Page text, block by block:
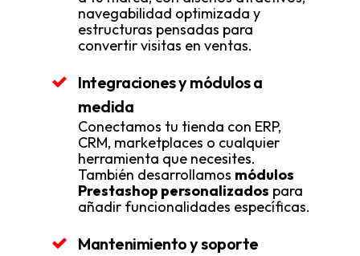
navegabilidad optimizada y
estructuras pensadas para
convertir visitas en ventas.
Integraciones y módulos a
medida
Conectamos tu tienda con ERP,
CRM, marketplaces o cualquier
herramienta que necesites.
También desarrollamos módulos
Prestashop personalizados para
añadir funcionalidades específicas.
Mantenimiento y soporte